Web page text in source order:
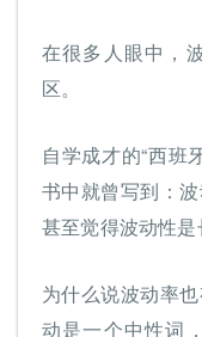
在很多人眼中，
区。
自学成才的“西班
书中就曾写到：
甚至觉得波动性是
为什么说波动率
动是一个中性词